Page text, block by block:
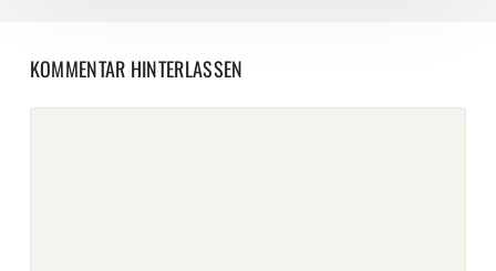
KOMMENTAR HINTERLASSEN